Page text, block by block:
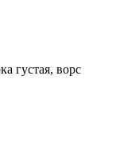
густая, ворс